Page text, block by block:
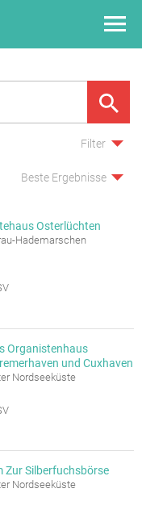
Filter
Beste Ergebnisse
Osterlüchten
Hademarschen
Organistenhaus
und Cuxhaven
Nordseeküste
Zur Silberfuchsbörse
Nordseeküste